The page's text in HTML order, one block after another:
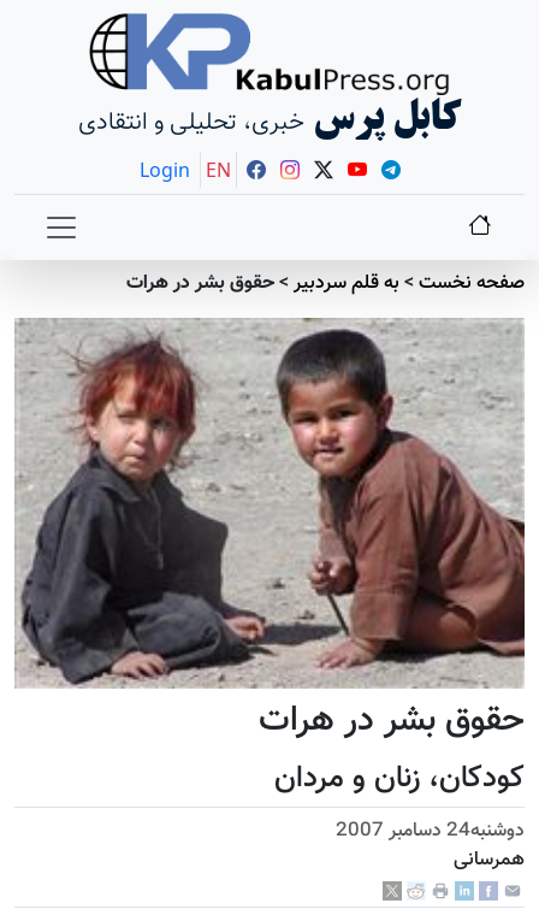
کابل پرس خبری، تحلیلی و انتقادی
Login EN
صفحه نخست> به قلم سردبير>حقوق بشر در هرات
حقوق بشر در هرات
کودکان، زنان و مردان
دوشنبه24 دسامبر 2007
همرسانی